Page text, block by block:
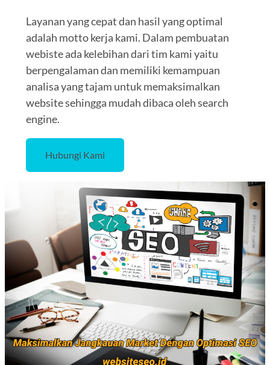
Layanan yang cepat dan hasil yang optimal
adalah motto kerja kami. Dalam pembuatan
webiste ada kelebihan dari tim kami yaitu
berpengalaman dan memiliki kemampuan
analisa yang tajam untuk memaksimalkan
website sehingga mudah dibaca oleh search
engine.
Hubungi Kami